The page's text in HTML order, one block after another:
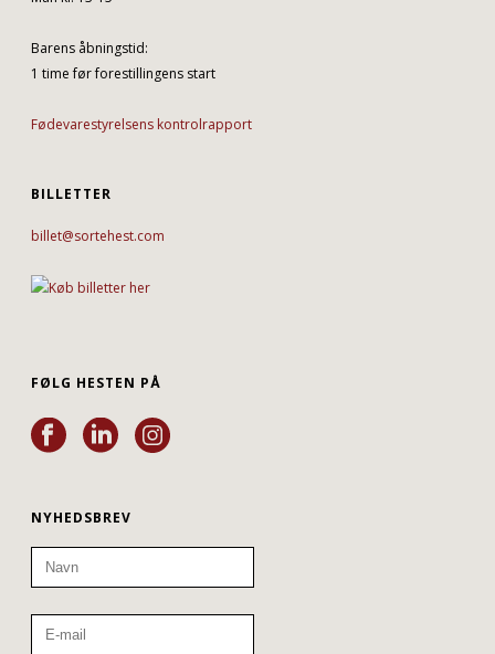
Barens åbningstid:
1 time før forestillingens start
Fødevarestyrelsens kontrolrapport
BILLETTER
billet@sortehest.com
FØLG HESTEN PÅ
NYHEDSBREV